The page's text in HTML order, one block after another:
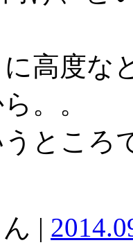
高度な
。。
ところ
|